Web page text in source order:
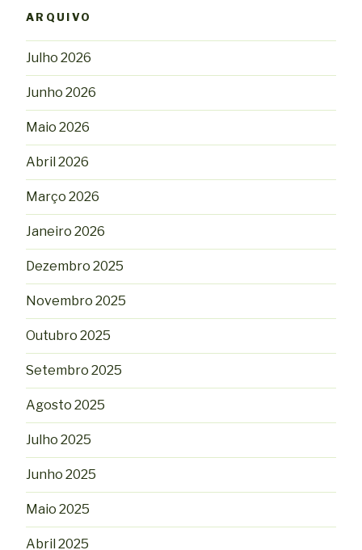
ARQUIVO
Julho 2026
Junho 2026
Maio 2026
Abril 2026
Março 2026
Janeiro 2026
Dezembro 2025
Novembro 2025
Outubro 2025
Setembro 2025
Agosto 2025
Julho 2025
Junho 2025
Maio 2025
Abril 2025